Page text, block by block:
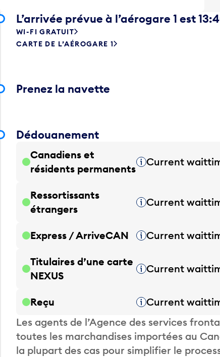
L’arrivée prévue à l’aérogare 1 est
WI-FI GRATUIT
CARTE DE L’AÉROGARE 1
Prenez la navette
Dédouanement
Canadiens et
résidents permanentsInfobulle
Current
Ressortissants
étrangers
Infobulle
Current
Express / ArriveCAN Infobulle
Current
Titulaires d’une carte
NEXUS
Infobulle
Current
Reçu Infobulle
Current
Les agents de l’Agence des services
toutes les marchandises importées au
la plupart des cas pour simplifier le